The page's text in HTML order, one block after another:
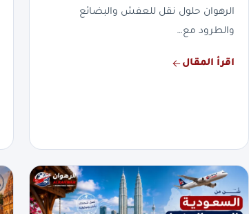
الرهوان حلول نقل للعفش والبضائع
والطرود مع…
اقرأ المقال